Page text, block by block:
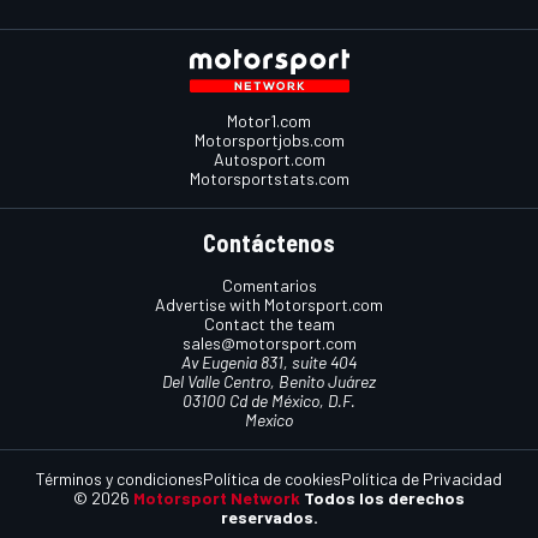
Motor1.com
Motorsportjobs.com
Autosport.com
Motorsportstats.com
Contáctenos
Comentarios
Advertise with Motorsport.com
Contact the team
sales@motorsport.com
Av Eugenia 831, suite 404
Del Valle Centro, Benito Juárez
03100 Cd de México, D.F.
Mexico
© 2026 Motorsport Network Todos los derechos
reservados.
Términos y condicionesPolítica de cookiesPolítica de Privacidad